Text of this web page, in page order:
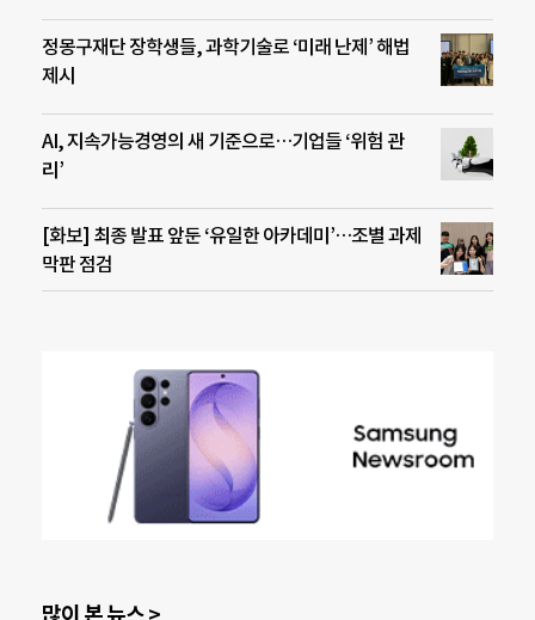
정몽구재단 장학생들, 과학기술로 ‘미래 난제’ 해법
제시
AI, 지속가능경영의 새 기준으로…기업들 ‘위험 관
리’
[화보] 최종 발표 앞둔 ‘유일한 아카데미’…조별 과제
막판 점검
많이 본 뉴스 >